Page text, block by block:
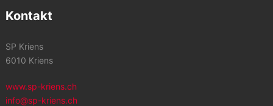
Kontakt
SP Kriens
6010 Kriens
www.sp-kriens.ch
info@sp-kriens.ch